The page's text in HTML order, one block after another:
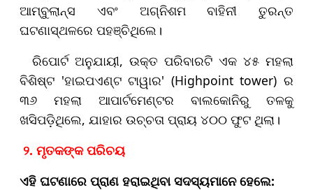
ଆମ୍ବୁଲାନ୍ସ ଏବଂ ଅଗ୍ନିଶମ ବାହିନୀ ତୁରନ୍ତ
ଘଟଣାସ୍ଥଳରେ ପହଞ୍ଚିଥିଲେ।
ରିପୋର୍ଟ ଅନୁଯାୟୀ, ଉକ୍ତ ପରିବାରଟି ଏକ ୪୫ ମହଲା
ବିଶିଷ୍ଟ 'ହାଇପଏଣ୍ଟ ଟାୱାର' (Highpoint tower) ର
୩୬ ମହଲା ଆପାର୍ଟମେଣ୍ଟର ବାଲକୋନିରୁ ତଳକୁ
ଖସିପଡ଼ିଥିଲେ, ଯାହାର ଉଚ୍ଚତା ପ୍ରାୟ ୪୦୦ ଫୁଟ ଥିଲା।
୨. ମୃତକଙ୍କ ପରିଚୟ
ଏହି ଘଟଣାରେ ପ୍ରାଣ ହରାଇଥିବା ସଦସ୍ୟମାନେ ହେଲେ: